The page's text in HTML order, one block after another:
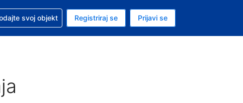
trenutačna valuta Američki dolar
Vaš je trenutačni jezik Hrvatskom
pomoć sa svojom rezervacijom
svoj objekt Registriraj se Prijavi se